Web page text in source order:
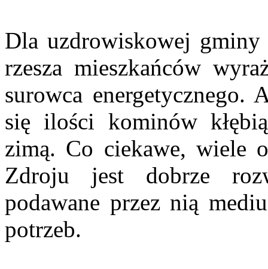
Dla uzdrowiskowej gminy
rzesza mieszkańców
surowca energetycznego.
się ilości kominów
zimą. Co ciekawe, wiele
Zdroju jest dobrze
podawane przez nią
potrzeb.